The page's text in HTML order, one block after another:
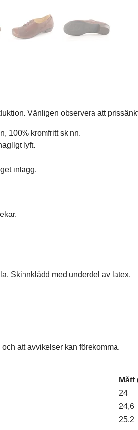
Vänligen observera att
100% kromfritt skinn.
lyft.
inlägg.
Skinnklädd med underdel av latex.
att avvikelser kan förekomma.
Mått
24
24,6
25,2